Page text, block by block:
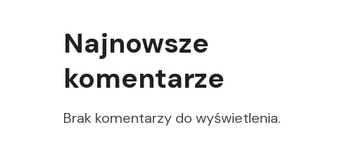
Najnowsze
komentarze
Brak komentarzy do wyświetlenia.